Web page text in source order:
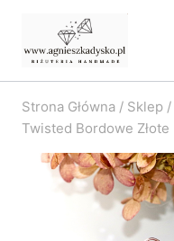
Strona Główna / Sklep /
Twisted Bordowe Złote